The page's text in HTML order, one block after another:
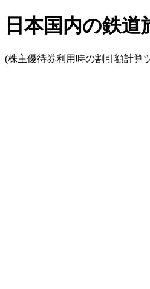
日本国内の鉄道
(株主優待券利用時の割引額計算